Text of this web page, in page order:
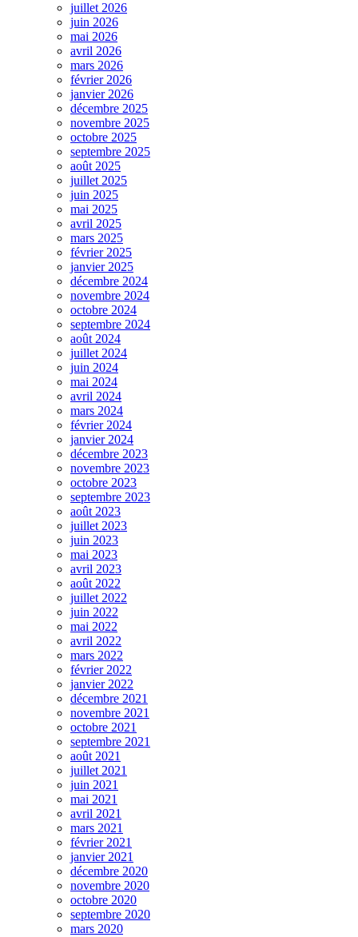
juillet 2026
juin 2026
mai 2026
avril 2026
mars 2026
février 2026
janvier 2026
décembre 2025
novembre 2025
octobre 2025
septembre 2025
août 2025
juillet 2025
juin 2025
mai 2025
avril 2025
mars 2025
février 2025
janvier 2025
décembre 2024
novembre 2024
octobre 2024
septembre 2024
août 2024
juillet 2024
juin 2024
mai 2024
avril 2024
mars 2024
février 2024
janvier 2024
décembre 2023
novembre 2023
octobre 2023
septembre 2023
août 2023
juillet 2023
juin 2023
mai 2023
avril 2023
août 2022
juillet 2022
juin 2022
mai 2022
avril 2022
mars 2022
février 2022
janvier 2022
décembre 2021
novembre 2021
octobre 2021
septembre 2021
août 2021
juillet 2021
juin 2021
mai 2021
avril 2021
mars 2021
février 2021
janvier 2021
décembre 2020
novembre 2020
octobre 2020
septembre 2020
mars 2020